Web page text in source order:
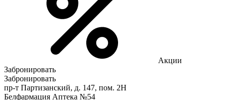
Акции
Забронировать
Забронировать
пр-т Партизанский, д. 147, пом. 2Н
Белфармация Аптека №54